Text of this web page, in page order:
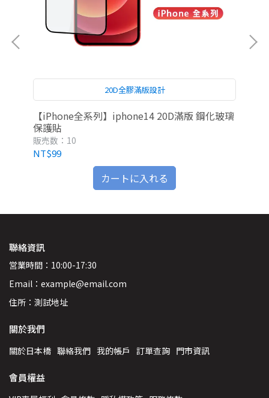
20D全膠滿版設計
【iPhone全系列】iphone14 20D滿版 鋼化玻璃
保護貼
販売数：10
NT$99
カートに入れる
聯絡資訊
営業時間：10:00-17:30
Email：example@email.com
住所：測試地址
關於我們
關於日本橋 聯絡我們 我的帳戶 訂單查詢 門市資訊
會員權益